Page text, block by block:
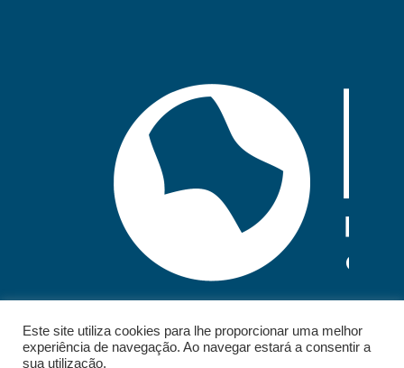
Este site utiliza cookies para lhe proporcionar uma melhor
experiência de navegação. Ao navegar estará a consentir a
sua utilização.